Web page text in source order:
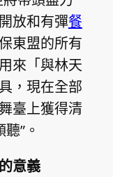
放和有彈餐
東盟的所有
來「與林天
，現在全部
臺上獲得清
”。
意義